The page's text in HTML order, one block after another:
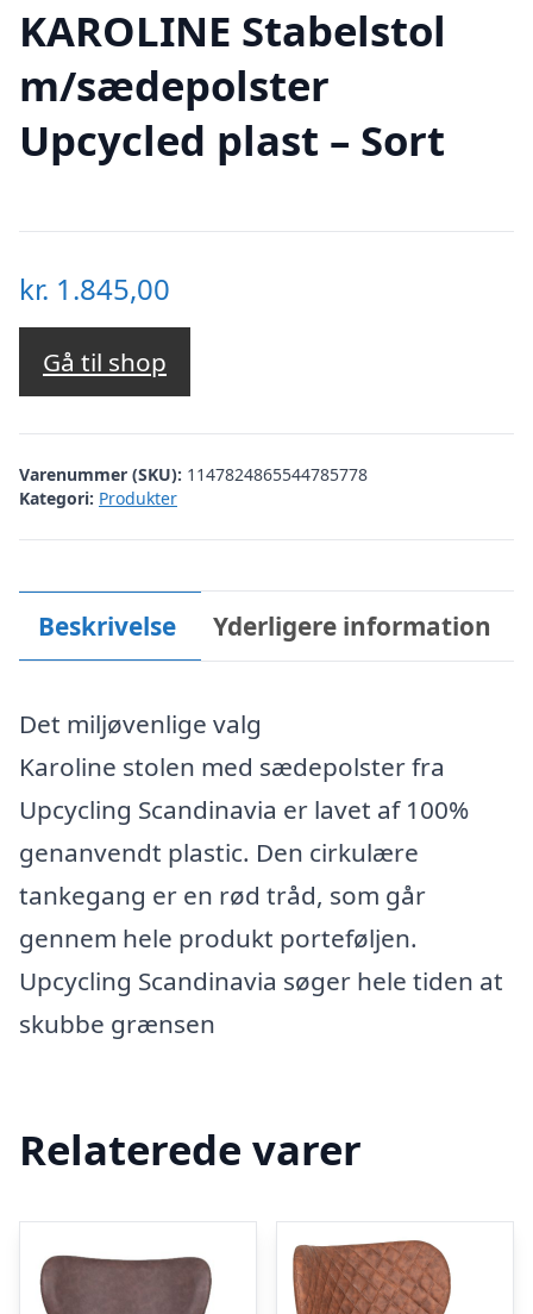
KAROLINE Stabelstol
m/sædepolster
Upcycled plast – Sort
kr. 1.845,00
Gå til shop
Varenummer (SKU): 1147824865544785778
Kategori: Produkter
Beskrivelse Yderligere information
Det miljøvenlige valg
Karoline stolen med sædepolster fra
Upcycling Scandinavia er lavet af 100%
genanvendt plastic. Den cirkulære
tankegang er en rød tråd, som går
gennem hele produkt porteføljen.
Upcycling Scandinavia søger hele tiden at
skubbe grænsen
Relaterede varer